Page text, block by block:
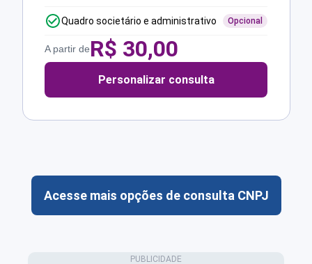
Quadro societário e administrativo Opcional
A partir deR$ 30,00
Personalizar consulta
Acesse mais opções de consulta CNPJ